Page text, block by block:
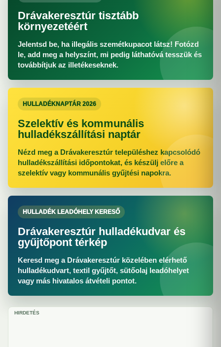
Drávakeresztúr tisztább
környezetéért
Jelentsd be, ha illegális szemétkupacot látsz! Fotózd
le, add meg a helyszínt, mi pedig láthatóvá tesszük és
továbbítjuk az illetékeseknek.
HULLADÉKNAPTÁR 2026
Szelektív és kommunális
hulladékszállítási naptár
Nézd meg a Drávakeresztúr településhez kapcsolódó
hulladékszállítási időpontokat, és készülj előre a
szelektív vagy kommunális gyűjtési napokra.
HULLADÉK LEADÓHELY KERESŐ
Drávakeresztúr hulladékudvar és
gyűjtőpont térkép
Keresd meg a Drávakeresztúr közelében elérhető
hulladékudvart, textil gyűjtőt, sütőolaj leadóhelyet
vagy más hivatalos átvételi pontot.
HIRDETÉS